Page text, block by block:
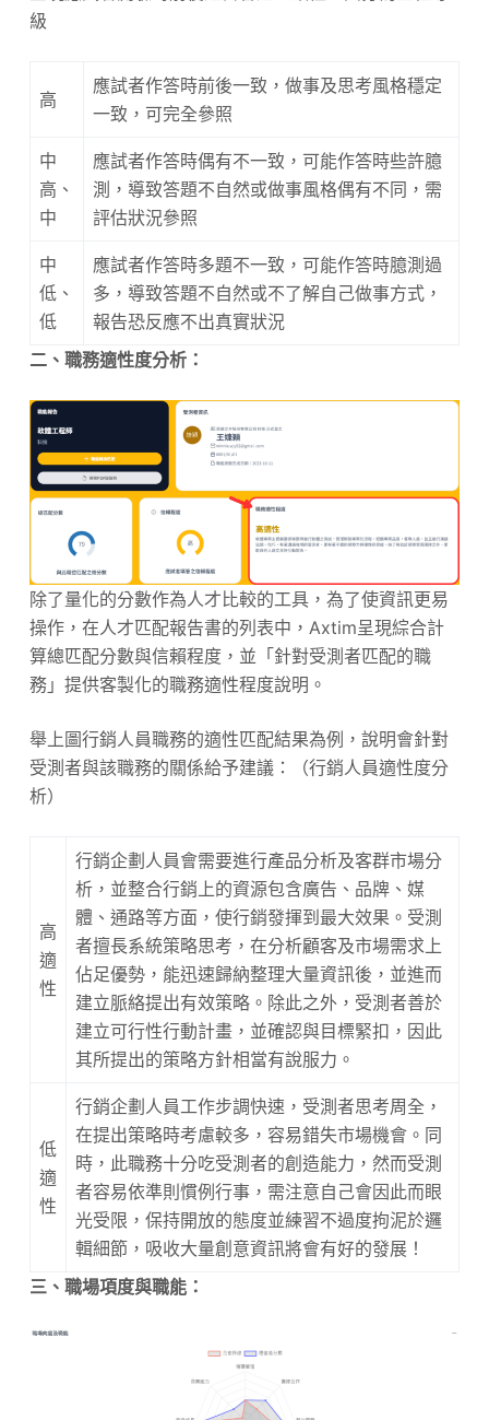
級
高
應試者作答時前後一致，做事及思考風格穩定
一致，可完全參照
中
高、
中
應試者作答時偶有不一致，可能作答時些許臆
測，導致答題不自然或做事風格偶有不同，需
評估狀況參照
中
低、
低
應試者作答時多題不一致，可能作答時臆測過
多，導致答題不自然或不了解自己做事方式，
報告恐反應不出真實狀況
二、職務適性度分析：
除了量化的分數作為人才比較的工具，為了使資訊更易
操作，在人才匹配報告書的列表中，Axtim呈現綜合計
算總匹配分數與信賴程度，並「針對受測者匹配的職
務」提供客製化的職務適性程度說明。
舉上圖行銷人員職務的適性匹配結果為例，說明會針對
受測者與該職務的關係給予建議：（行銷人員適性度分
析）
高
適
性
行銷企劃人員會需要進行產品分析及客群市場分
析，並整合行銷上的資源包含廣告、品牌、媒
體、通路等方面，使行銷發揮到最大效果。受測
者擅長系統策略思考，在分析顧客及市場需求上
佔足優勢，能迅速歸納整理大量資訊後，並進而
建立脈絡提出有效策略。除此之外，受測者善於
建立可行性行動計畫，並確認與目標緊扣，因此
其所提出的策略方針相當有說服力。
低
適
性
行銷企劃人員工作步調快速，受測者思考周全，
在提出策略時考慮較多，容易錯失市場機會。同
時，此職務十分吃受測者的創造能力，然而受測
者容易依準則慣例行事，需注意自己會因此而眼
光受限，保持開放的態度並練習不過度拘泥於邏
輯細節，吸收大量創意資訊將會有好的發展！
三、職場項度與職能：